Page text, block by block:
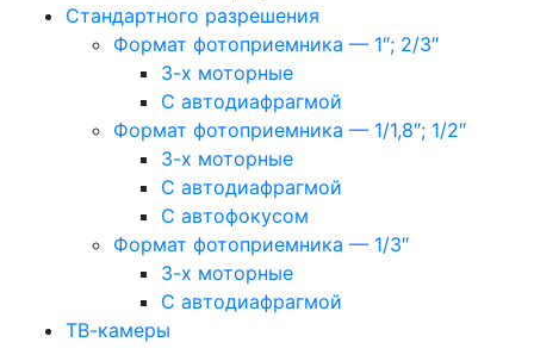
Стандартного разрешения
Формат фотоприемника — 1″; 2/3″
3-х моторные
С автодиафрагмой
Формат фотоприемника — 1/1,8″; 1/2″
3-х моторные
С автодиафрагмой
С автофокусом
Формат фотоприемника — 1/3″
3-х моторные
С автодиафрагмой
ТВ-камеры